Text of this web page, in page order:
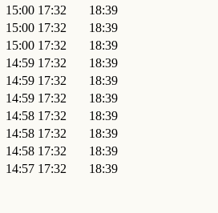
15:00 17:32
18:39
15:00 17:32
18:39
15:00 17:32
18:39
14:59 17:32
18:39
14:59 17:32
18:39
14:59 17:32
18:39
14:58 17:32
18:39
14:58 17:32
18:39
14:58 17:32
18:39
14:57 17:32 18:39